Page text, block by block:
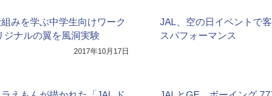
みを学ぶ中学生向けワーク
ジナルの翼を風洞実験
2017年10月17日
JAL、空の日イベントで
スパフォーマンス